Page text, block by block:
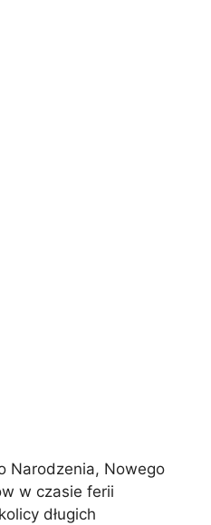
Narodzenia, Nowego
w czasie ferii
długich